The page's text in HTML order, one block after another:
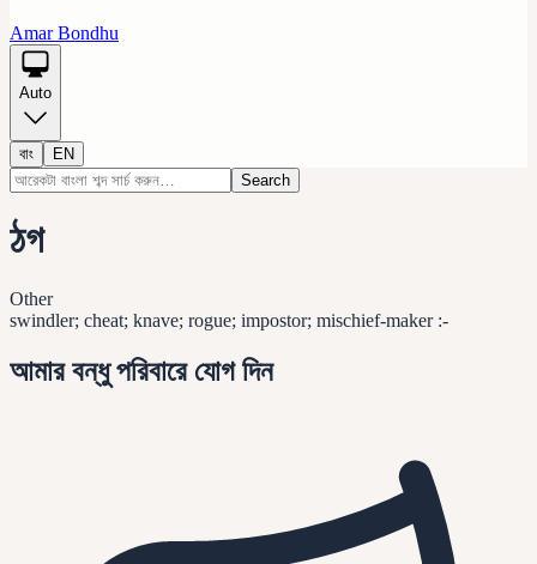
Amar Bondhu
Auto
বাং
EN
Search
ঠগ
Other
swindler; cheat; knave; rogue; impostor; mischief-maker :-
আমার বন্ধু পরিবারে যোগ দিন